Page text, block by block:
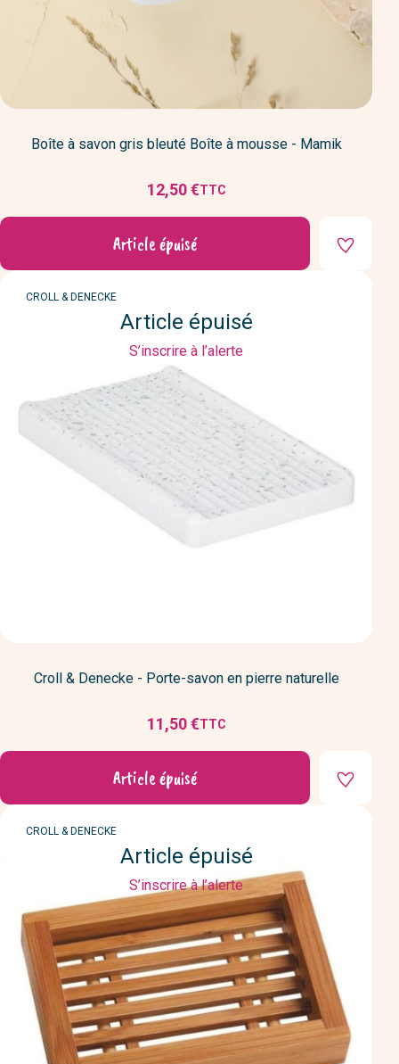
Boîte à savon gris bleuté Boîte à mousse - Mamik
Prix
12,50 €TTC
Article épuisé
MARQUE
CROLL & DENECKE
Article épuisé
S’inscrire à l’alerte
Croll & Denecke - Porte-savon en pierre naturelle
Prix
11,50 €TTC
Article épuisé
MARQUE
CROLL & DENECKE
Article épuisé
S’inscrire à l’alerte